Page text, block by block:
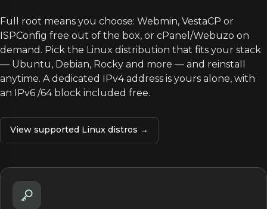
Full root means you choose: Webmin, VestaCP or
ISPConfig free out of the box, or cPanel/Webuzo on
demand. Pick the Linux distribution that fits your stack
— Ubuntu, Debian, Rocky and more — and reinstall
anytime. A dedicated IPv4 address is yours alone, with
an IPv6 /64 block included free.
View supported Linux distros →